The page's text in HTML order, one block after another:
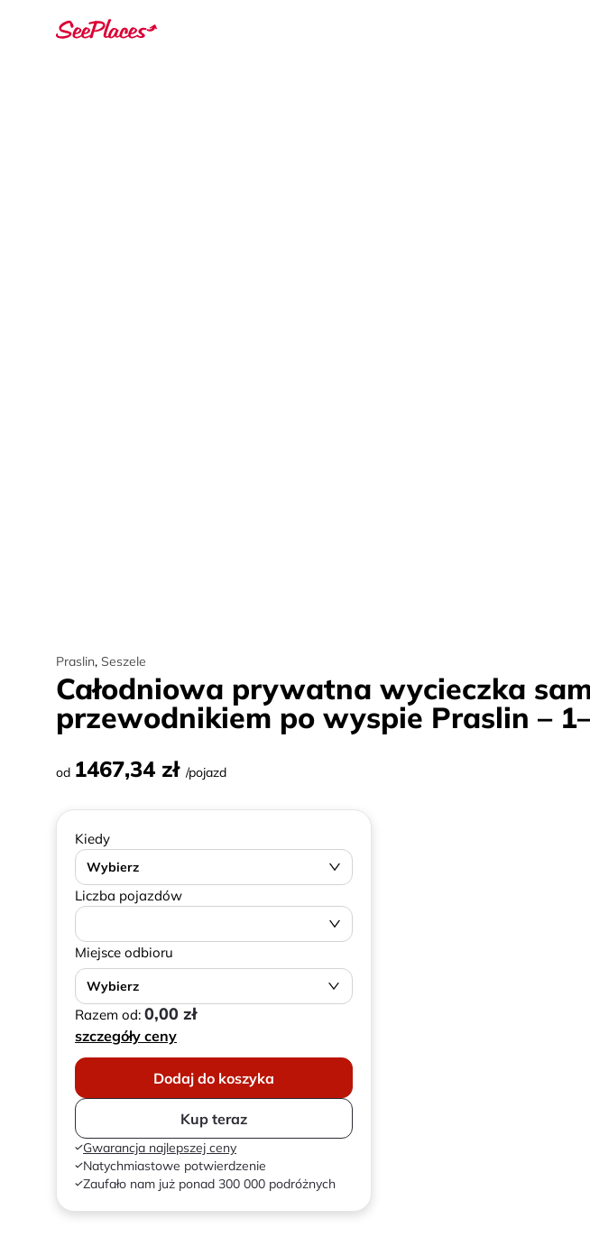
Praslin, Seszele
Całodniowa prywatna wycieczka
przewodnikiem po wyspie Praslin –
od 1467,34 zł /pojazd
Kiedy
Wybierz
Liczba pojazdów
Miejsce odbioru
Wybierz
Razem od: 0,00 zł
szczegóły ceny
Dodaj do koszyka
Kup teraz
Gwarancja najlepszej ceny
Natychmiastowe potwierdzenie
Zaufało nam już ponad 300 000 podróżnych